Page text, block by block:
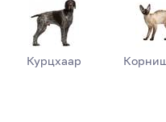
Курцхаар